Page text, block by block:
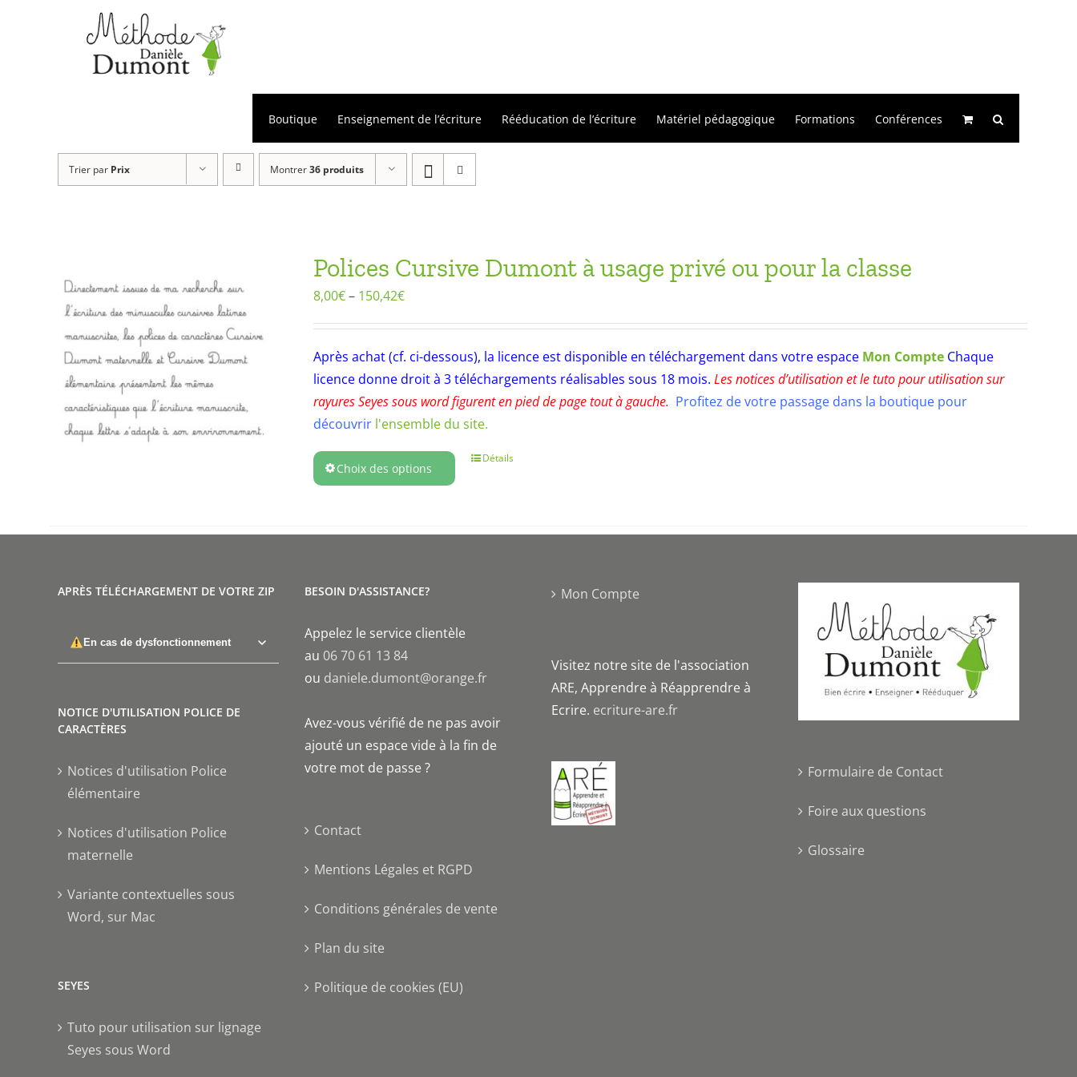
Boutique Enseignement de l’écriture Rééducation de l’écriture Matériel pédagogique Formations Conférences
Trier par Prix Montrer36 produits
Polices Cursive Dumont à usage privé ou pour la classe
8,00€– 150,42€
Après achat (cf. ci-dessous), la licence est disponible en téléchargement dans votre espace Mon Compte Chaque
licence donne droit à 3 téléchargements réalisables sous 18 mois. Les notices d’utilisation et le tuto pour utilisation sur
rayures Seyes sous word figurent en pied de page tout à gauche. Profitez de votre passage dans la boutique pour
découvrir l'ensemble du site.
Choix des options
Détails
APRÈS TÉLÉCHARGEMENT DE VOTRE ZIP
En cas de dysfonctionnement
NOTICE D'UTILISATION POLICE DE
CARACTÈRES
Notices d'utilisation Police
élémentaire
Notices d'utilisation Police
maternelle
Variante contextuelles sous
Word, sur Mac
SEYES
Tuto pour utilisation sur lignage
Seyes sous Word
BESOIN D'ASSISTANCE?
Appelez le service clientèle
au 06 70 61 13 84
ou daniele.dumont@orange.fr
Avez-vous vérifié de ne pas avoir
ajouté un espace vide à la fin de
votre mot de passe ?
Contact
Mentions Légales et RGPD
Conditions générales de vente
Plan du site
Politique de cookies (EU)
Mon Compte
Visitez notre site de l'association
ARE, Apprendre à Réapprendre à
Ecrire. ecriture-are.fr
Formulaire de Contact
Foire aux questions
Glossaire